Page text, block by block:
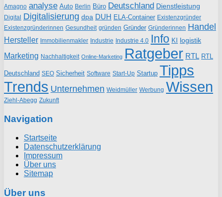
Amagno analyse Auto Berlin Büro Deutschland Dienstleistung
Digital Digitalisierung dpa DUH ELA-Container Existenzgründer
Existenzgründerinnen Gesundheit gründen Gründer Gründerinnen Handel
Hersteller Immobilienmakler Industrie Industrie 4.0 Info KI logistik
Marketing Nachhaltigkeit Online-Marketing Ratgeber RTL RTL
Deutschland SEO Sicherheit Software Start-Up Startup Tipps
Trends Unternehmen Weidmüller Werbung Wissen
Ziehl-Abegg Zukunft
Navigation
Startseite
Datenschutzerklärung
Impressum
Über uns
Sitemap
Über uns